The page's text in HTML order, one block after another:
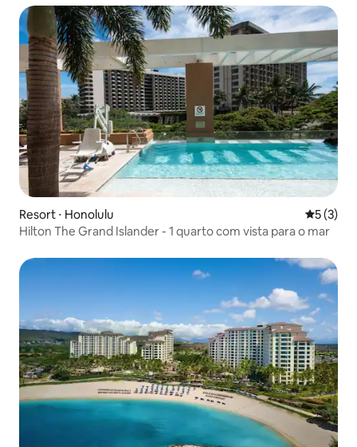
Resort ⋅ Honolulu 5 de
5 (3)
Hilton The Grand Islander - 1 quarto com vista para o mar